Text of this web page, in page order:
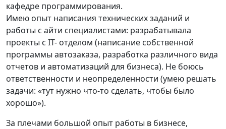
кафедре программирования.
Имею опыт написания технических заданий и
работы с айти специалистами: разрабатывала
проекты с IT- отделом (написание собственной
программы автозаказа, разработка различного вида
отчетов и автоматизаций для бизнеса). Не боюсь
ответственности и неопределенности (умею решать
задачи: «тут нужно что-то сделать, чтобы было
хорошо»).
За плечами большой опыт работы в бизнесе,